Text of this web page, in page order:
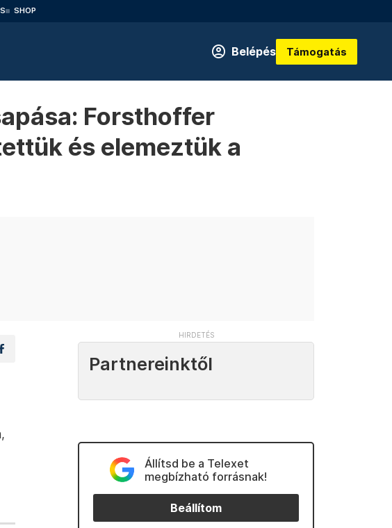
SHOP
Belépés Támogatás
Forsthoffer
és elemeztük a
Partnereinktől
Állítsd be a Telexet
megbízható forrásnak!
Beállítom